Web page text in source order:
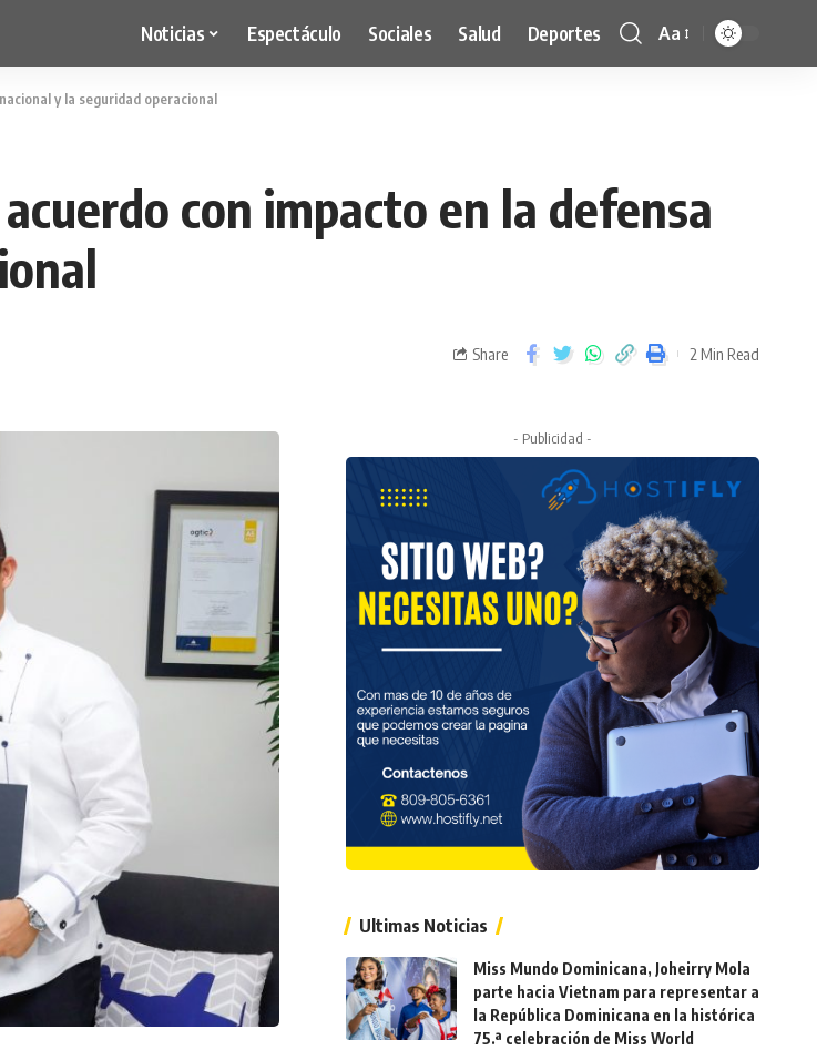
Noticias Espectáculo Sociales Salud Deportes Aa
y la seguridad operacional
con impacto en la defensa
Share 2 Min Read
- Publicidad -
Ultimas Noticias
Miss Mundo Dominicana, Joheirry Mola
parte hacia Vietnam para representar a
la República Dominicana en la histórica
75.ª celebración de Miss World